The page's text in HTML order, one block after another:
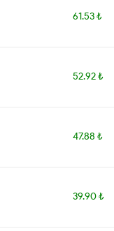
61.53 ₺
52.92 ₺
47.88 ₺
39.90 ₺